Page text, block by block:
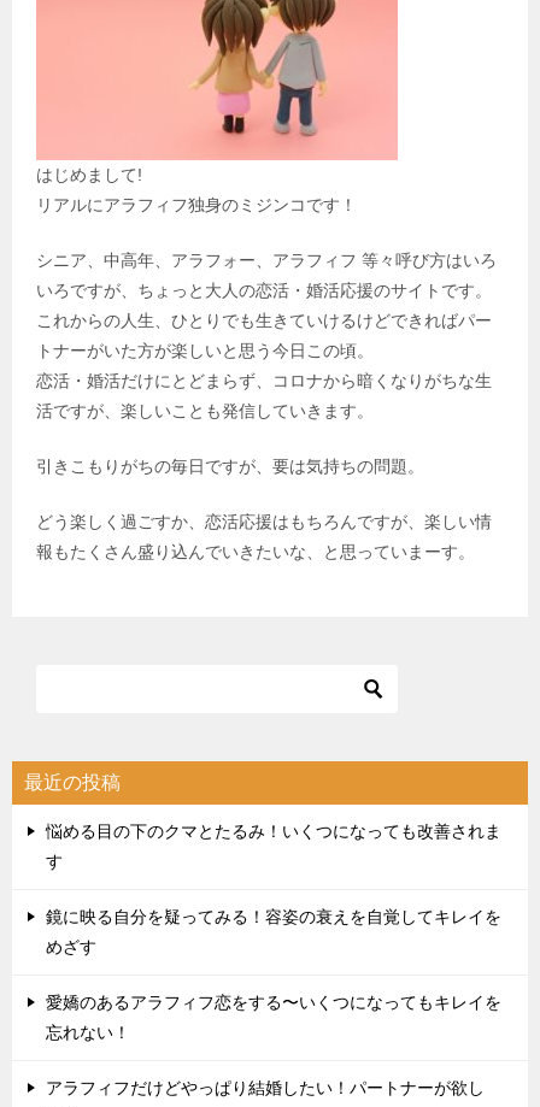
はじめまして!
リアルにアラフィフ独身のミジンコです！
シニア、中高年、アラフォー、アラフィフ 等々呼び方はいろ
いろですが、ちょっと大人の恋活・婚活応援のサイトです。
これからの人生、ひとりでも生きていけるけどできればパー
トナーがいた方が楽しいと思う今日この頃。
恋活・婚活だけにとどまらず、コロナから暗くなりがちな生
活ですが、楽しいことも発信していきます。
引きこもりがちの毎日ですが、要は気持ちの問題。
どう楽しく過ごすか、恋活応援はもちろんですが、楽しい情
報もたくさん盛り込んでいきたいな、と思っていまーす。
最近の投稿
悩める目の下のクマとたるみ！いくつになっても改善されま
す
鏡に映る自分を疑ってみる！容姿の衰えを自覚してキレイを
めざす
愛嬌のあるアラフィフ恋をする〜いくつになってもキレイを
忘れない！
アラフィフだけどやっぱり結婚したい！パートナーが欲し